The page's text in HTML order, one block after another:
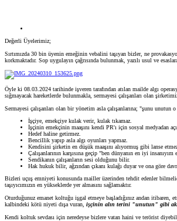
Değerli Üyelerimiz;
Sırtımızda 30 bin üyenin emeğinin vebalini taşıyan bizler, ne
korkmaktadır. Sop uygulayın çağrısında bulunmak, yazılı usul ve
Öyle ki 08.03.2024 tarihinde işveren tarafından atılan mailde algı
sığmayacak hareketlerde bulunmakla, sermayesi çalışanları olan
Sermayesi çalışanları olan bir yönetim asla çalışanlarına; "şunu
İşçiye, emekçiye kulak verir, kulak tıkamaz.
İşçinin emekçinin maaşını kendi PR'ı için sosyal medyadan
Hedef haline getirmez.
Bencillik yapıp asla algı oyunları yapmaz.
Kendisini şirketin en düşük maaşını alıyormuş gibi lanse
Çalışanlarının karşısına geçip "ben dünyanın en iyi
Sendikanın çalışanların sesi olduğunu bilir.
Hak hukuk bilir, ağzından çıkanı kulağı duyar ve ona göre
Bizleri uçuş emniyeti konusunda mailler üzerinden tehdit edenler
taşıyıcımızın en yükseklerde yer almasını sağlamaktır.
Oturduğunuz emanet koltuğu işgal etmeye başladığınız andan itibaren,
kalbindeki kötü niyeti dışa vuran, işçinin alın terini "unutun" gibi akla
Kendi koltuk sevdası için neredeyse bizlere vatan haini ve terörist